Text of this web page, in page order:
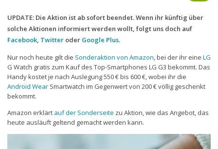
BASE
Smartphonetarife
Datentarife
o2
Smartphonetarife
Datentarife
Flatrate-Prepaidtarife
UPDATE: Die Aktion ist ab sofort beendet. Wenn ihr künftig über
solche Aktionen informiert werden wollt, folgt uns doch auf
Facebook, Twitter oder Google Plus.
Nur noch heute gilt die Sonderaktion von Amazon, bei der ihr eine LG
G Watch gratis zum Kauf des Top-Smartphones LG G3 bekommt. Das
Handy kostet je nach Auslegung 550 € bis 600 €, wobei ihr die
Android Wear Smartwatch im Gegenwert von 200 € völlig geschenkt
bekommt.
Amazon erklärt auf der Sonderseite zu Aktion, wie das Angebot, das
heute ausläuft geltend gemacht werden kann.